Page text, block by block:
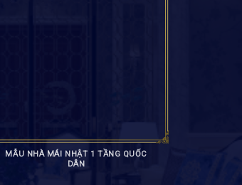
MẪU NHÀ MÁI NHẬT 1 TẦNG QUỐC
DÂN